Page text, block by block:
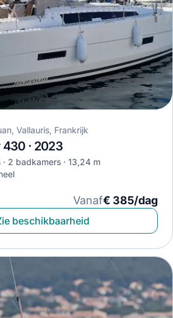
Vallauris, Frankrijk
· 2023
2 badkamers
13,24 m
Vanaf€ 385/dag
beschikbaarheid